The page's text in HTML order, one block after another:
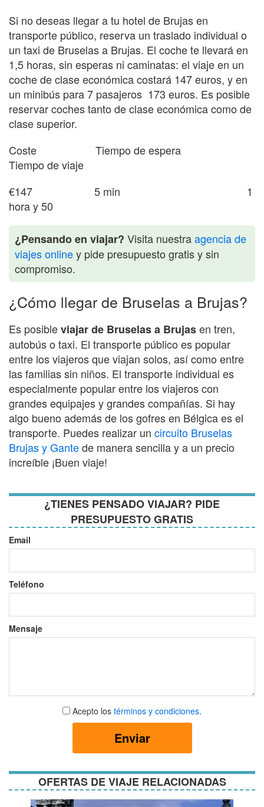
Si no deseas llegar a tu hotel de Brujas en
transporte público, reserva un traslado individual o
un taxi de Bruselas a Brujas. El coche te llevará en
1,5 horas, sin esperas ni caminatas: el viaje en un
coche de clase económica costará 147 euros, y en
un minibús para 7 pasajeros 173 euros. Es posible
reservar coches tanto de clase económica como de
clase superior.
Coste Tiempo de espera
Tiempo de viaje
€147 5 min 1
hora y 50
¿Pensando en viajar? Visita nuestraagencia de
viajes onliney pide presupuesto gratis y sin
compromiso.
¿Cómo llegar de Bruselas a Brujas?
Es posibleviajar de Bruselas a Brujasen tren,
autobús o taxi. El transporte público es popular
entre los viajeros que viajan solos, así como entre
las familias sin niños. El transporte individual es
especialmente popular entre los viajeros con
grandes equipajes y grandes compañías. Si hay
algo bueno además de los gofres en Bélgica es el
transporte. Puedes realizar un circuito Bruselas
Brujas y Gantede manera sencilla y a un precio
increíble ¡Buen viaje!
¿TIENES PENSADO VIAJAR? PIDE
PRESUPUESTO GRATIS
Email
Teléfono
Mensaje
Aceptar
términos
Acepto los términos y condiciones.
Enviar
OFERTAS DE VIAJE RELACIONADAS